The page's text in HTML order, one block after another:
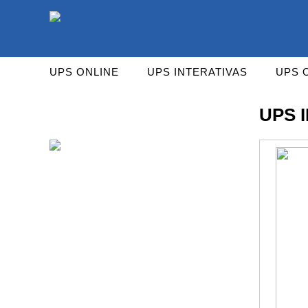
UPS ONLINE UPS INTERATIVAS UPS
UPS